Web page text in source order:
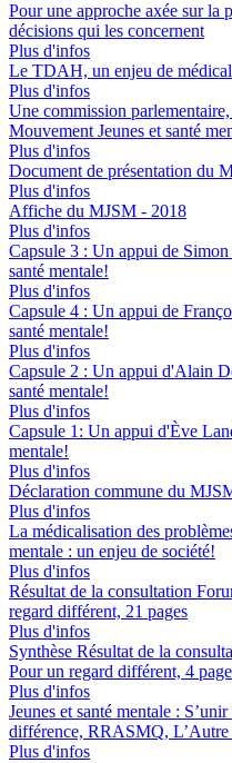
Pour une approche axée sur la
décisions qui les concernent
Plus d'infos
Le TDAH, un enjeu de
Plus d'infos
Une commission
Mouvement Jeunes et santé
Plus d'infos
Document de présentation du
Plus d'infos
Affiche du MJSM - 2018
Plus d'infos
Capsule 3 : Un appui de
santé mentale!
Plus d'infos
Capsule 4 : Un appui de
santé mentale!
Plus d'infos
Capsule 2 : Un appui d'Alain
santé mentale!
Plus d'infos
Capsule 1: Un appui d'Ève
mentale!
Plus d'infos
Déclaration commune du
Plus d'infos
La médicalisation des
mentale : un enjeu de société!
Plus d'infos
Résultat de la consultation
regard différent, 21 pages
Plus d'infos
Synthèse Résultat de la
Pour un regard différent, 4
Plus d'infos
Jeunes et santé mentale :
différence, RRASMQ, L’Autre
Plus d'infos